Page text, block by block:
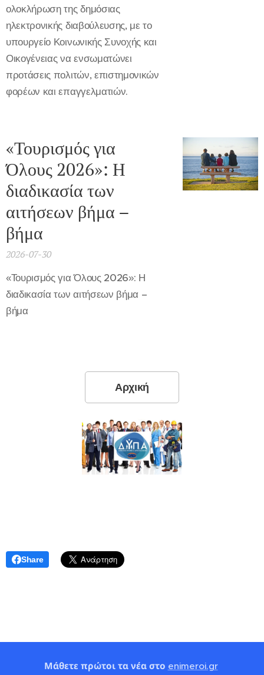
ολοκλήρωση της δημόσιας
ηλεκτρονικής διαβούλευσης, με το
υπουργείο Κοινωνικής Συνοχής και
Οικογένειας να ενσωματώνει
προτάσεις πολιτών, επιστημονικών
φορέων και επαγγελματιών.
«Τουρισμός για
Όλους 2026»: Η
διαδικασία των
αιτήσεων βήμα –
βήμα
2026-07-30
«Τουρισμός για Όλους 2026»: Η
διαδικασία των αιτήσεων βήμα –
βήμα
Αρχική
Share
Μάθετε πρώτοι τα νέα στο enimeroi.gr